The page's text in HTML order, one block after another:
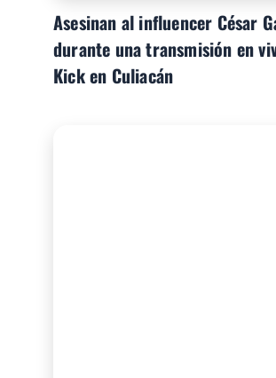
Asesinan al influencer César
durante una transmisión en
Kick en Culiacán